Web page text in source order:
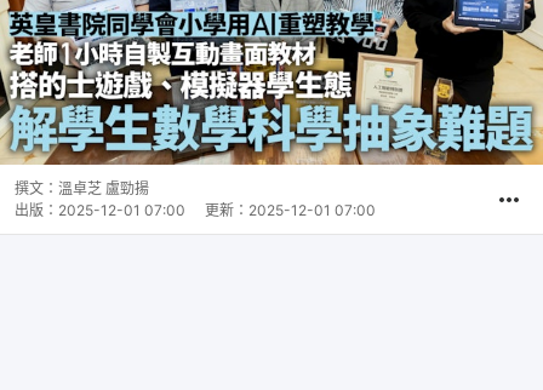
撰文： 溫卓芝 盧勁揚
出版： 2025-12-01 07:00 更新： 2025-12-01 07:00